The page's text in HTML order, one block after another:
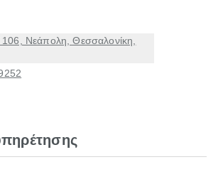
Νεάπολη, Θεσσαλονίκη,